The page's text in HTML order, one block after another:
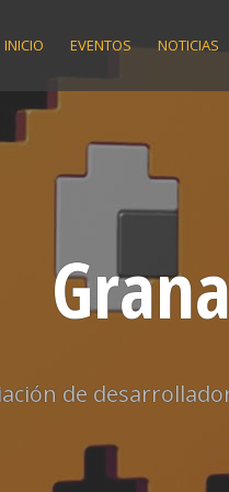
INICIO EVENTOS NOTICIAS
de